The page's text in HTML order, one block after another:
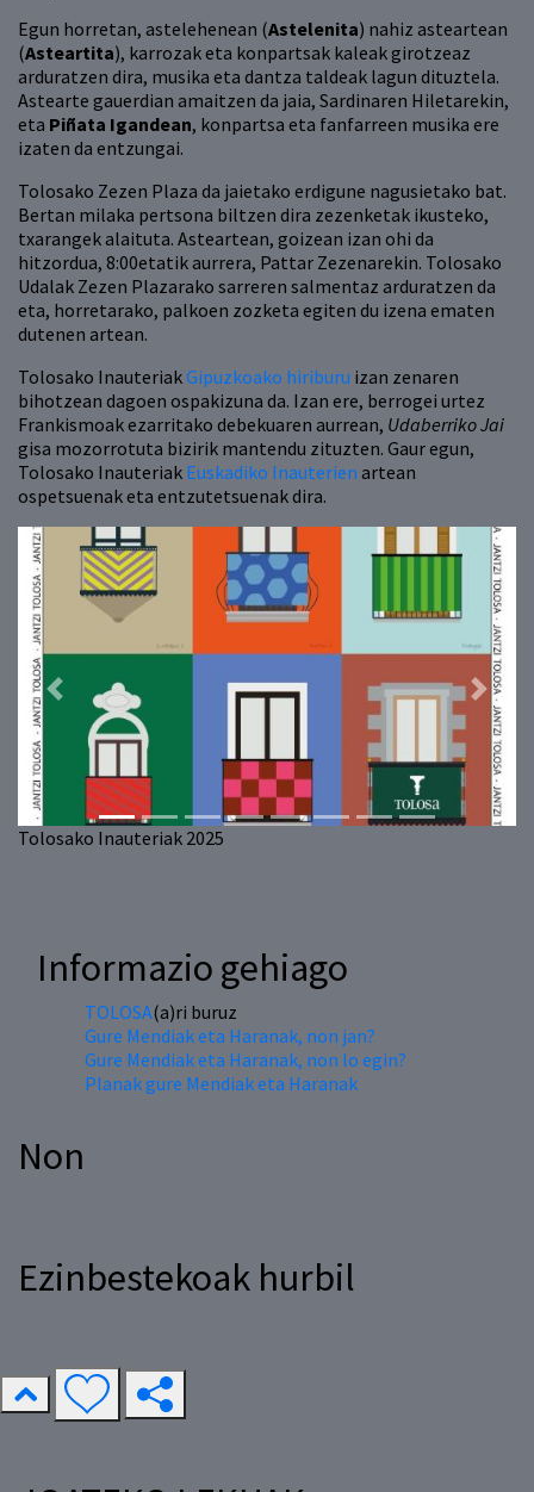
Egun horretan, astelehenean (Astelenita) nahiz asteartean
(Asteartita), karrozak eta konpartsak kaleak girotzeaz
arduratzen dira, musika eta dantza taldeak lagun dituztela.
Astearte gauerdian amaitzen da jaia, Sardinaren Hiletarekin,
eta Piñata Igandean, konpartsa eta fanfarreen musika ere
izaten da entzungai.
Tolosako Zezen Plaza da jaietako erdigune nagusietako bat.
Bertan milaka pertsona biltzen dira zezenketak ikusteko,
txarangek alaituta. Asteartean, goizean izan ohi da
hitzordua, 8:00etatik aurrera, Pattar Zezenarekin. Tolosako
Udalak Zezen Plazarako sarreren salmentaz arduratzen da
eta, horretarako, palkoen zozketa egiten du izena ematen
dutenen artean.
Tolosako InauteriakGipuzkoako hiriburu izan zenaren
bihotzean dagoen ospakizuna da. Izan ere, berrogei urtez
Frankismoak ezarritako debekuaren aurrean, Udaberriko Jai
gisa mozorrotuta bizirik mantendu zituzten. Gaur egun,
Tolosako Inauteriak Euskadiko Inauterien artean
ospetsuenak eta entzutetsuenak dira.
Tolosako Inauteriak 2025
Previous Next
Informazio gehiago
TOLOSA(a)ri buruz
Gure Mendiak eta Haranak, non jan?
Gure Mendiak eta Haranak, non lo egin?
Planak gure Mendiak eta Haranak
Non
Ezinbestekoak hurbil